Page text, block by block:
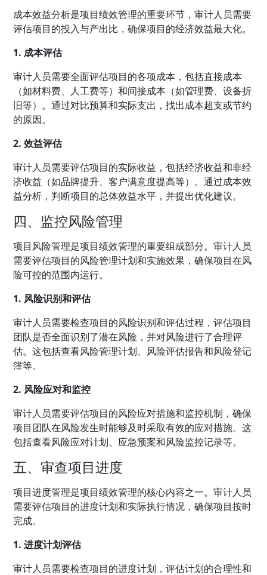
成本效益分析是项目绩效管理的重要环节，审计人员需要
评估项目的投入与产出比，确保项目的经济效益最大化。
1. 成本评估
审计人员需要全面评估项目的各项成本，包括直接成本
（如材料费、人工费等）和间接成本（如管理费、设备折
旧等）。通过对比预算和实际支出，找出成本超支或节约
的原因。
2. 效益评估
审计人员需要评估项目的实际收益，包括经济收益和非经
济收益（如品牌提升、客户满意度提高等）。通过成本效
益分析，判断项目的总体效益水平，并提出优化建议。
四、监控风险管理
项目风险管理是项目绩效管理的重要组成部分。审计人员
需要评估项目的风险管理计划和实施效果，确保项目在风
险可控的范围内运行。
1. 风险识别和评估
审计人员需要检查项目的风险识别和评估过程，评估项目
团队是否全面识别了潜在风险，并对风险进行了合理评
估。这包括查看风险管理计划、风险评估报告和风险登记
簿等。
2. 风险应对和监控
审计人员需要评估项目的风险应对措施和监控机制，确保
项目团队在风险发生时能够及时采取有效的应对措施。这
包括查看风险应对计划、应急预案和风险监控记录等。
五、审查项目进度
项目进度管理是项目绩效管理的核心内容之一。审计人员
需要评估项目的进度计划和实际执行情况，确保项目按时
完成。
1. 进度计划评估
审计人员需要检查项目的进度计划，评估计划的合理性和